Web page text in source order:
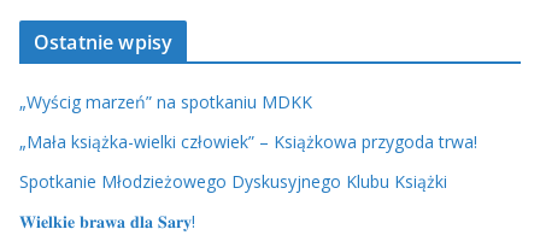
Ostatnie wpisy
„Wyścig marzeń” na spotkaniu MDKK
„Mała książka-wielki człowiek” – Książkowa przygoda trwa!
Spotkanie Młodzieżowego Dyskusyjnego Klubu Książki
𝐖𝐢𝐞𝐥𝐤𝐢𝐞 𝐛𝐫𝐚𝐰𝐚 𝐝𝐥𝐚 𝐒𝐚𝐫𝐲!